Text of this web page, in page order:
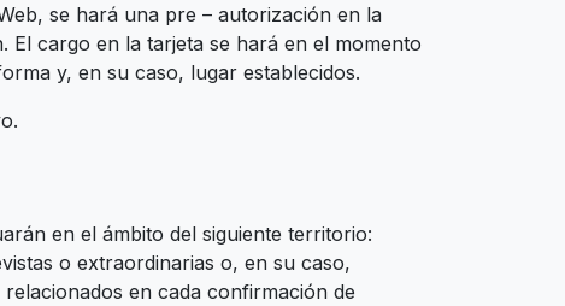
se hará una pre – autorización en la
cargo en la tarjeta se hará en el momento
y, en su caso, lugar establecidos.
en el ámbito del siguiente territorio:
o extraordinarias o, en su caso,
en cada confirmación de